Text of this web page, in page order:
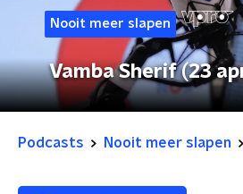
Nooit meer slapen
Vamba Sherif (23
Podcasts Nooit meer slapen